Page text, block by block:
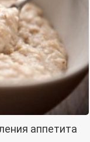
аппетита